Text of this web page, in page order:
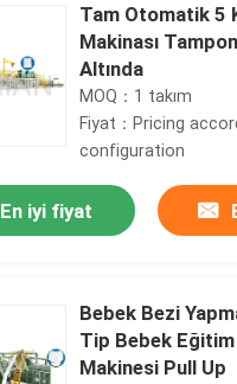
Tam Otomatik 5
Makinası
Altında
MOQ：1 takım
Fiyat：Pricing
configuration
En iyi fiyat
Bebek Bezi
Tip Bebek
Makinesi Pull Up